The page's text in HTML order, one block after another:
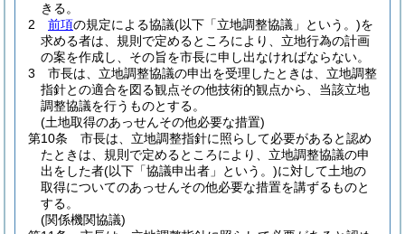
きる。
2
前項の規定による協議(以下「立地調整協議」という。)を
求める者は、規則で定めるところにより、立地行為の計画
の案を作成し、その旨を市長に申し出なければならない。
3
市長は、立地調整協議の申出を受理したときは、立地調整
指針との適合を図る観点その他技術的観点から、当該立地
調整協議を行うものとする。
(土地取得のあっせんその他必要な措置)
第10条
市長は、立地調整指針に照らして必要があると認め
たときは、規則で定めるところにより、立地調整協議の申
出をした者(以下「協議申出者」という。)に対して土地の
取得についてのあっせんその他必要な措置を講ずるものと
する。
(関係機関協議)